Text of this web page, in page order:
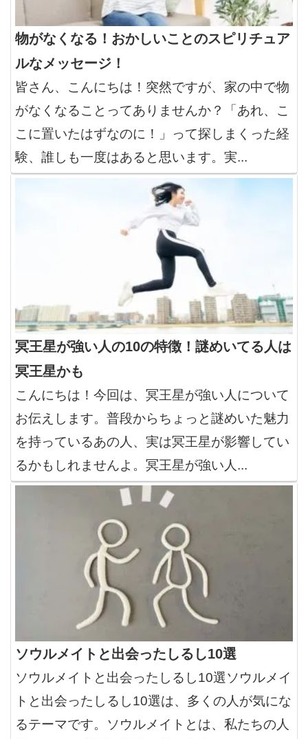
物がなくなる！おかしいことのスピリチュア
ルなメッセージ！
皆さん、こんにちは！突然ですが、家の中で物
がなくなることってありませんか？「あれ、こ
こに置いたはずなのに！」って探しまくった経
験、誰しも一度はあると思います。実...
冥王星が強い人の10の特徴！謎めいてる人は
冥王星かも
こんにちは！今回は、冥王星が強い人について
お伝えします。普段からちょっと謎めいた魅力
を持っているあの人、実は冥王星が影響してい
るかもしれませんよ。冥王星が強い人...
ソウルメイトと出会ったしるし10選
ソウルメイトと出会ったしるし10選ソウルメイ
トと出会ったしるし10選は、多くの人が気にな
るテーマです。ソウルメイトとは、私たちの人